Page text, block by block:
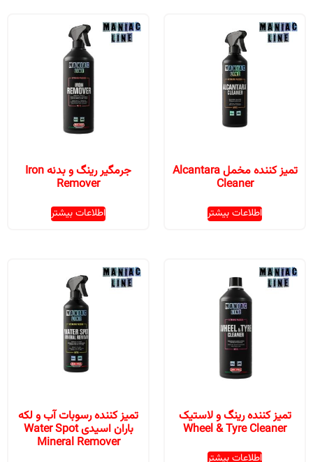
تمیز کننده مخمل Alcantara
Cleaner
اطلاعات بیشتر
جرمگیر رینگ و بدنه Iron
Remover
اطلاعات بیشتر
تمیز کننده رینگ و لاستیک
Wheel & Tyre Cleaner
اطلاعات بیشتر
تمیز کننده رسوبات آب و لکه
باران اسیدی Water Spot
Mineral Remover